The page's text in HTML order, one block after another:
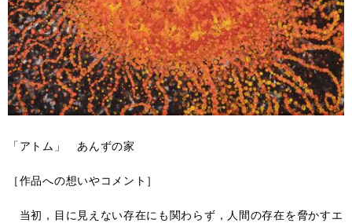
「アトム」 あんずの家
［作品への想いやコメント］
当初，目に見えない存在にも関わらず，人間の存在を脅かすエ